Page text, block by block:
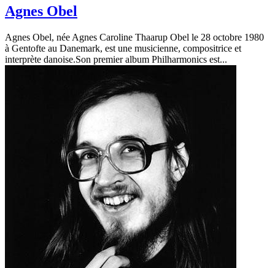
Agnes Obel
Agnes Obel, née Agnes Caroline Thaarup Obel le 28 octobre 1980
à Gentofte au Danemark, est une musicienne, compositrice et
interprète danoise.Son premier album Philharmonics est...